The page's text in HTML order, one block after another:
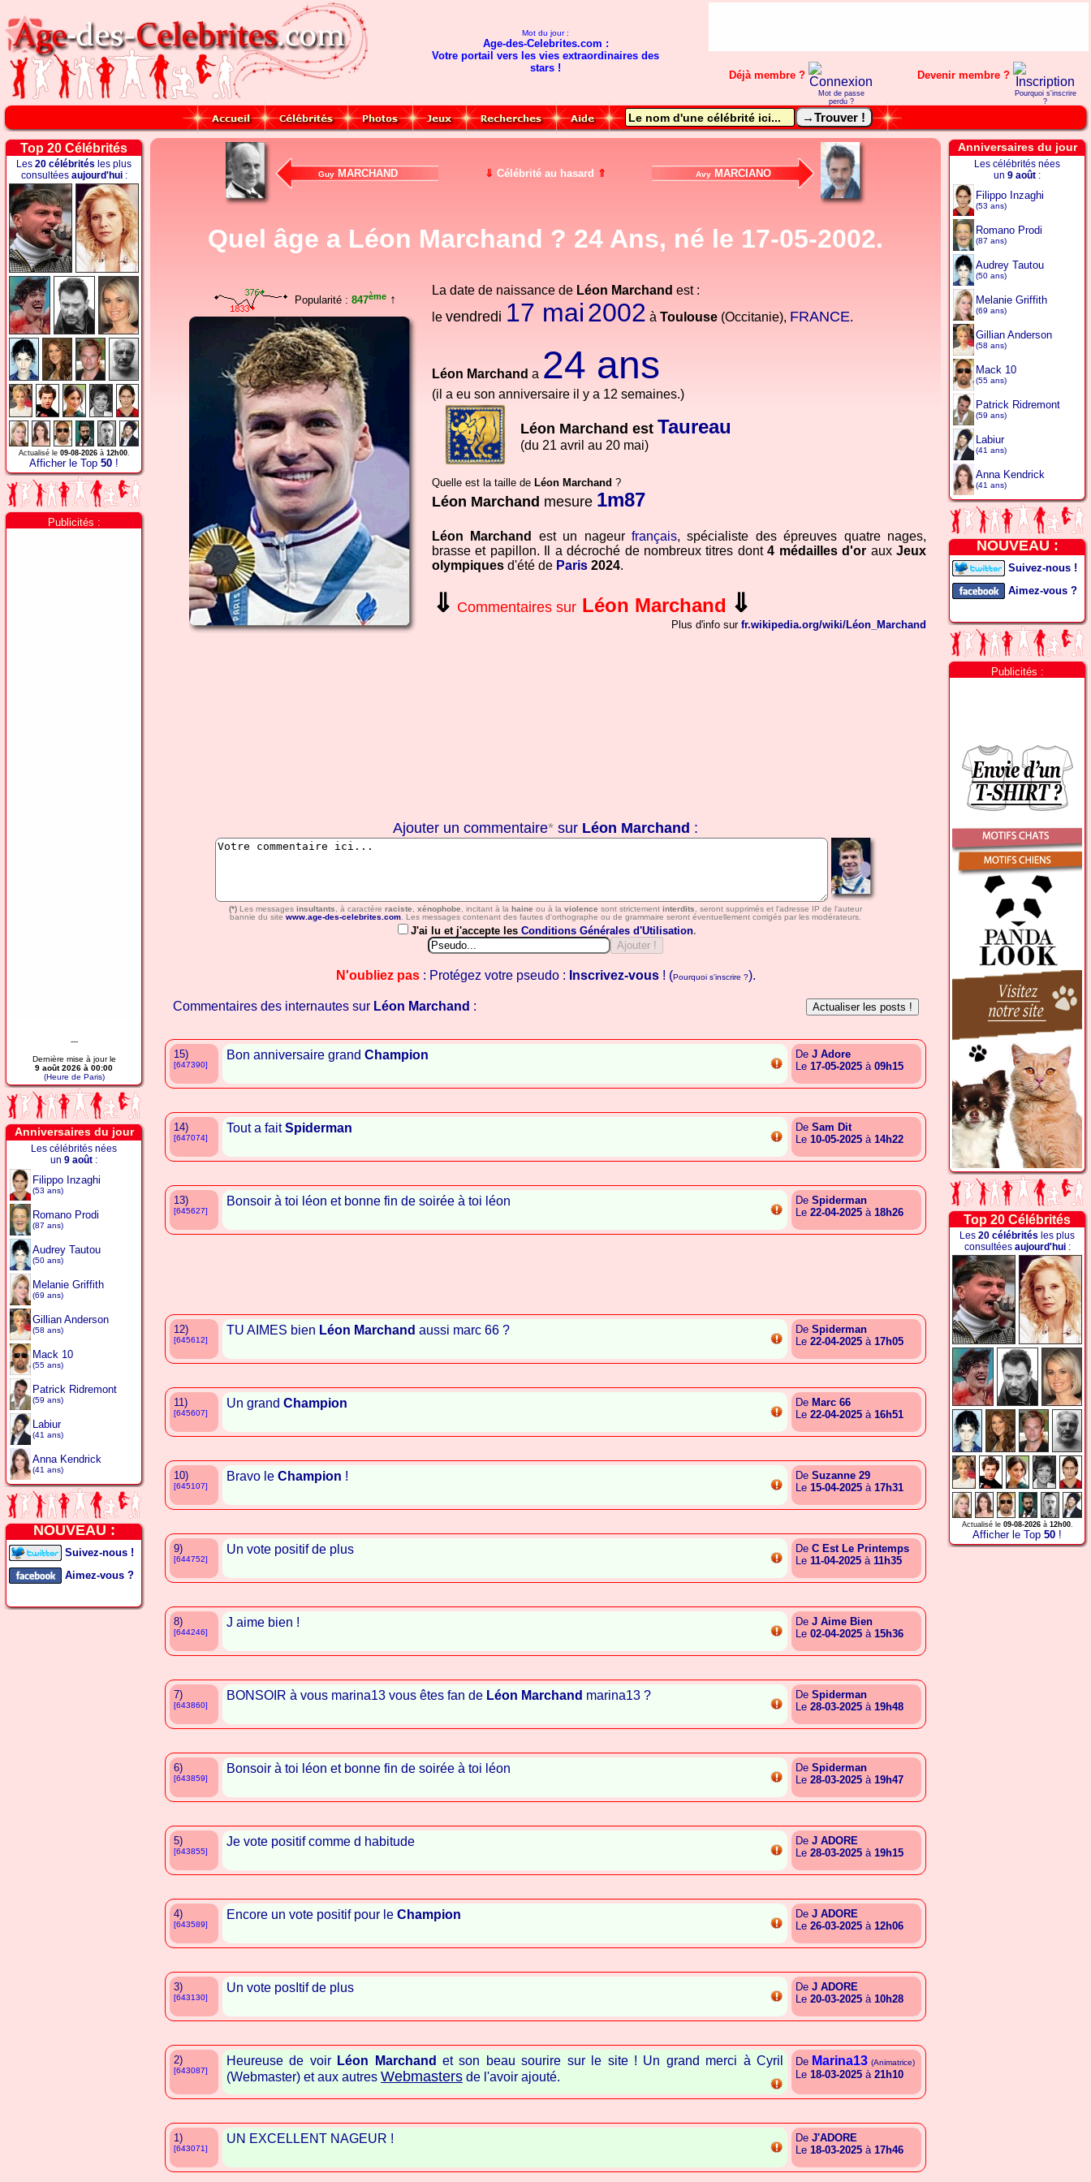
Mot du jour :
Age-des-Celebrites.com :
Votre portail vers les vies extraordinaires des
stars !
Déjà membre ?
Mot de passe
perdu ?
Devenir membre ?
Pourquoi s'inscrire
?
Top 20 Célébrités
Les 20 célébrités les plus
consultées aujourd'hui:
Actualisé le 09-08-2026à 12h00.
Afficher le Top 50 !
Publicités :
---
Dernière mise à jour le
9 août 2026 à 00:00
(Heure de Paris)
Anniversaires du jour
Les célébrités nées
un 9 août :
Filippo Inzaghi
(53 ans)
Romano Prodi
(87 ans)
Audrey Tautou
(50 ans)
Melanie Griffith
(69 ans)
Gillian Anderson
(58 ans)
Mack 10
(55 ans)
Patrick Ridremont
(59 ans)
Labiur
(41 ans)
Anna Kendrick
(41 ans)
NOUVEAU :
Suivez-nous !
Aimez-vous ?
GuyMARCHAND ⇓ Célébrité au hasard ⇑ Avy MARCIANO
Quel âge a Léon Marchand ? 24 Ans, né le 17-05-2002.
Popularité : 847ème ↑
La date de naissance de Léon Marchand est :
le vendredi 17 mai2002 à Toulouse (Occitanie), FRANCE.
Léon Marchand a 24 ans
(il a eu son anniversaire il y a 12 semaines.)
Léon Marchand est Taureau
(du 21 avril au 20 mai)
Quelle est la taille de Léon Marchand ?
Léon Marchand mesure 1m87
Léon Marchand est un nageurfrançais, spécialiste des épreuves quatre nages,
brasse et papillon. Il a décroché de nombreux titres dont4 médailles d'or auxJeux
olympiques d'été de Paris 2024.
⇓ Commentaires sur Léon Marchand ⇓
Plus d'info sur fr.wikipedia.org/wiki/Léon_Marchand
Ajouter un commentaire* sur Léon Marchand :
(*) Les messages insultants , à caractère raciste xénophobe , incitant à la haine ou à la violence sont strictement interdits , seront supprimés et l'adresse IP de l'auteur
bannie du site www.age-des-celebrites.com . Les messages contenant des fautes d'orthographe ou de grammaire seront éventuellement corrigés par les modérateurs.
J'ai lu et j'accepte les Conditions Générales d'Utilisation.
N'oubliez pas: Protégez votre pseudo : Inscrivez-vous! (Pourquoi s'inscrire ?).
Commentaires des internautes sur Léon Marchand :
15)
[647390]
Bon anniversaire grand Champion De J Adore
Le 17-05-2025 à 09h15
14)
[647074]
Tout a faitSpiderman De Sam Dit
Le 10-05-2025 à 14h22
13)
[645627]
Bonsoir à toi léon et bonne fin de soirée à toi léon De Spiderman
Le 22-04-2025 à 18h26
12)
[645612]
TU AIMES bien Léon Marchand aussi marc 66 ? De Spiderman
Le 22-04-2025 à 17h05
11)
[645607]
Un grand Champion De Marc 66
Le 22-04-2025 à 16h51
10)
[645107]
Bravo le Champion ! De Suzanne 29
Le 15-04-2025 à 17h31
9)
[644752]
Un vote positif de plus De C Est Le Printemps
Le 11-04-2025 à 11h35
8)
[644246]
J aime bien ! De J Aime Bien
Le 02-04-2025 à 15h36
7)
[643860]
BONSOIR à vous marina13 vous êtes fan de Léon Marchand marina13 ? De Spiderman
Le 28-03-2025 à 19h48
6)
[643859]
Bonsoir à toi léon et bonne fin de soirée à toi léon De Spiderman
Le 28-03-2025 à 19h47
5)
[643855]
Je vote positif comme d habitude De J ADORE
Le 28-03-2025 à 19h15
4)
[643589]
Encore un vote positif pour le Champion De J ADORE
Le 26-03-2025 à 12h06
3)
[643130]
Un vote posItif de plus De J ADORE
Le 20-03-2025 à 10h28
2)
[643087]
Heureuse de voir Léon Marchand et son beau sourire sur le site ! Un grand merci à Cyril
(Webmaster) et aux autres Webmasters de l'avoir ajouté.
De Marina13 (Animatrice)
Le 18-03-2025 à 21h10
1)
[643071]
UN EXCELLENT NAGEUR ! De J'ADORE
Le 18-03-2025 à 17h46
Anniversaires du jour
Les célébrités nées
un 9 août :
Filippo Inzaghi
(53 ans)
Romano Prodi
(87 ans)
Audrey Tautou
(50 ans)
Melanie Griffith
(69 ans)
Gillian Anderson
(58 ans)
Mack 10
(55 ans)
Patrick Ridremont
(59 ans)
Labiur
(41 ans)
Anna Kendrick
(41 ans)
NOUVEAU :
Suivez-nous !
Aimez-vous ?
Publicités :
Top 20 Célébrités
Les 20 célébrités les plus
consultées aujourd'hui:
Actualisé le 09-08-2026à 12h00.
Afficher le Top 50 !